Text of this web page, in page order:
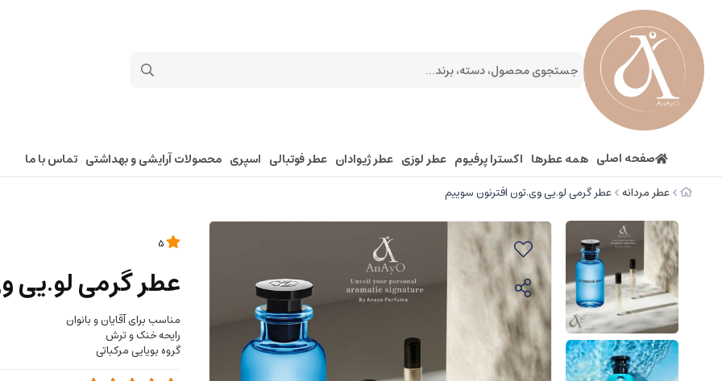
صفحه اصلی همه عطرها اکسترا پرفیوم عطر لوزی عطر ژیوادان عطر فوتبالی اسپری محصولات آرایشی و بهداشتی تماس با ما
عطر مردانه عطر گرمی لو.یی وی.تون افترنون سوییم
عطر گرمی لو.یی
مناسب برای آقایان و بانوان
رایحه خنک و ترش
گروه بویایی مرکباتی